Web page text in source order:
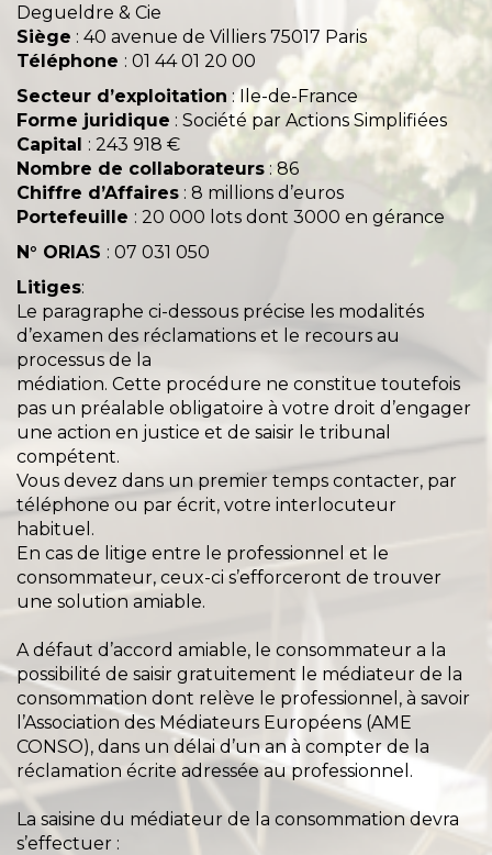
Degueldre & Cie
Siège : 40 avenue de Villiers 75017 Paris
Téléphone : 01 44 01 20 00
Secteur d’exploitation : Ile-de-France
Forme juridique : Société par Actions Simplifiées
Capital : 243 918 €
Nombre de collaborateurs : 86
Chiffre d’Affaires : 8 millions d’euros
Portefeuille : 20 000 lots dont 3000 en gérance
N° ORIAS : 07 031 050
Litiges:
Le paragraphe ci-dessous précise les modalités
d’examen des réclamations et le recours au
processus de la
médiation. Cette procédure ne constitue toutefois
pas un préalable obligatoire à votre droit d’engager
une action en justice et de saisir le tribunal
compétent.
Vous devez dans un premier temps contacter, par
téléphone ou par écrit, votre interlocuteur
habituel.
En cas de litige entre le professionnel et le
consommateur, ceux-ci s’efforceront de trouver
une solution amiable.
A défaut d’accord amiable, le consommateur a la
possibilité de saisir gratuitement le médiateur de la
consommation dont relève le professionnel, à savoir
l’Association des Médiateurs Européens (AME
CONSO), dans un délai d’un an à compter de la
réclamation écrite adressée au professionnel.
La saisine du médiateur de la consommation devra
s’effectuer :